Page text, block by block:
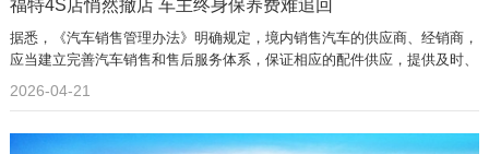
福特4S店悄然撤店 车主终身保养费难追回
据悉，《汽车销售管理办法》明确规定，境内销售汽车的供应商、经销商，
应当建立完善汽车销售和售后服务体系，保证相应的配件供应，提供及时、
有效的售后服务。
2026-04-21